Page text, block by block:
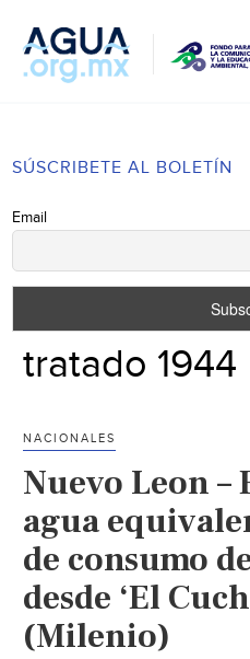
SÚSCRIBETE AL BOLETÍN
Email
tratado 1944
NACIONALES
Nuevo Leon –
agua
de consumo
desde ‘El
(Milenio)